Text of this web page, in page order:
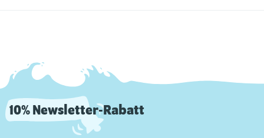
10% Newsletter-Rabatt